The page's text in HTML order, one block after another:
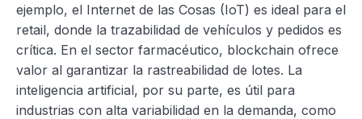
ejemplo, el Internet de las Cosas (IoT) es ideal para el
retail, donde la trazabilidad de vehículos y pedidos es
crítica. En el sector farmacéutico, blockchain ofrece
valor al garantizar la rastreabilidad de lotes. La
inteligencia artificial, por su parte, es útil para
industrias con alta variabilidad en la demanda, como